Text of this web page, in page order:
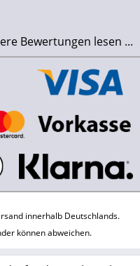
Bewertungen lesen ...
innerhalb Deutschlands.
können abweichen.